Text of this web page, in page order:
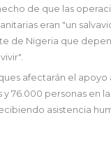
de que las
eran "un
de Nigeria que
afectarán el apoyo
y 76.000 personas en
asistencia